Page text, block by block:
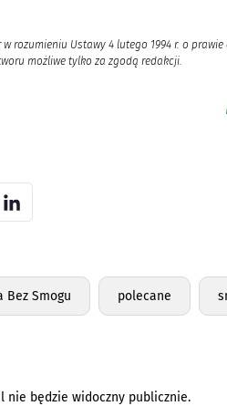
rozumieniu Ustawy 4 lutego 1994 r. o
możliwe tylko za zgodą redakcji.
Bez Smogu polecane
nie będzie widoczny publicznie.